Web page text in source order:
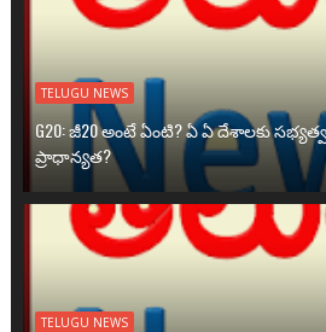
TELUGU NEWS
G20: జీ20 అంటే ఏంటి? ఏ ఏ దేశాలకు
ప్రాధాన్యత?
TELUGU NEWS